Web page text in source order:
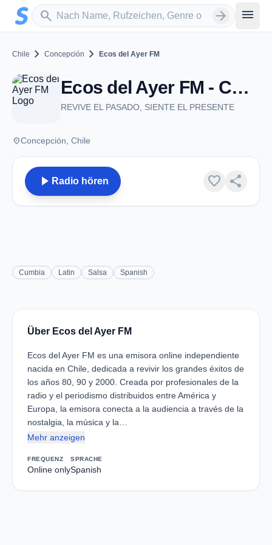
Zum Hauptinhalt springen
search
Sender suchen arrow_forward menu
Chile chevron_right Concepción chevron_right Ecos del Ayer FM
Ecos del Ayer FM - Concepción
REVIVE EL PASADO, SIENTE EL PRESENTE
placeConcepción, Chile
play_arrow Radio hören favorite share
Cumbia Latin Salsa Spanish
Über Ecos del Ayer FM
Ecos del Ayer FM es una emisora online independiente
nacida en Chile, dedicada a revivir los grandes éxitos de
los años 80, 90 y 2000. Creada por profesionales de la
radio y el periodismo distribuidos entre América y
Europa, la emisora conecta a la audiencia a través de la
nostalgia, la música y la…
Mehr anzeigen
FREQUENZ
Online only
SPRACHE
Spanish